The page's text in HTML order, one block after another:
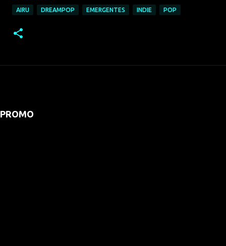
AIRU DREAMPOP EMERGENTES INDIE POP
PROMO